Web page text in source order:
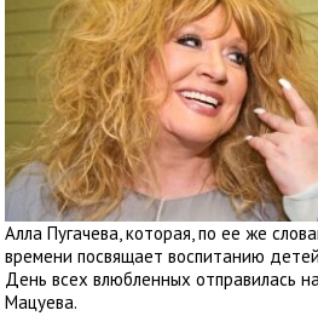
Алла Пугачева, которая, по ее же
времени посвящает воспитанию
День всех влюбленных отправилась
Мацуева.